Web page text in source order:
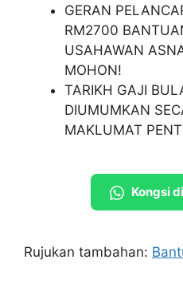
GERAN
RM2700
USAHAWAN
MOHON!
TARIKH GAJI
DIUMUMKAN
MAKLUMAT
Kongsi
Rujukan tambahan: